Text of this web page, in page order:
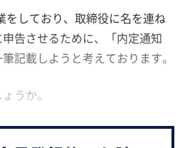
をしており、取締役に名を連ね
告させるために、「内定通知
記載しようと考えております。
うか。